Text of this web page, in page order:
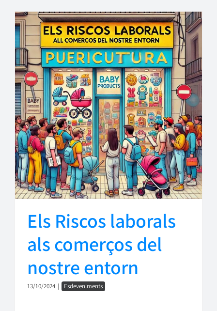
Els Riscos laborals
als comerços del
nostre entorn
13/10/2024 | Esdeveniments